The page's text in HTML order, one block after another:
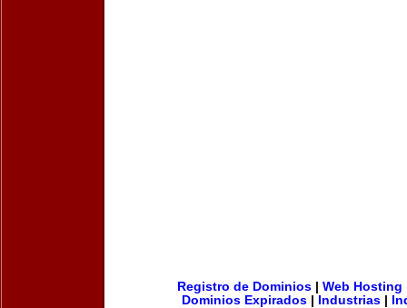
Registro de Dominios| Web Hosting
Dominios Expirados
Industrias